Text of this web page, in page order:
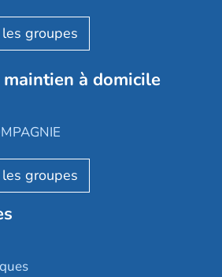
Villa Médicis
maintien à domicile